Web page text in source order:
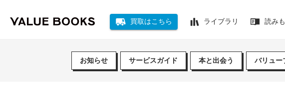
買取はこちら ライブラリ 読み
お知らせ サービスガイド 本と出会う バリュー